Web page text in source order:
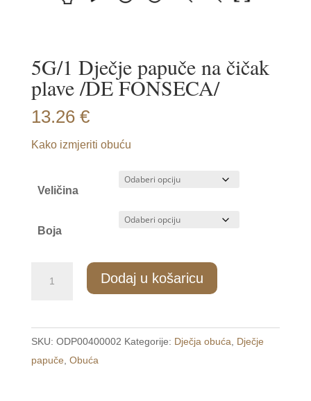
5G/1 Dječje papuče na čičak
plave /DE FONSECA/
13.26 €
Kako izmjeriti obuću
Veličina
Boja
na
čičak
plave
Dodaj u košaricu
SKU: ODP00400002 Kategorije: Dječja obuća
Dječje
papuče Obuća